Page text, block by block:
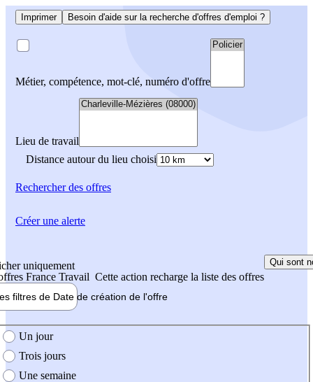
Imprimer Besoin d'aide sur la recherche d'offres d'emploi ?
Métier, compétence, mot-clé, numéro d'offre
Lieu de travail
Distance autour du lieu choisi
Rechercherdes offres
uniquement
France Travail Cette action recharge la liste des offres
Qui sont
filtres de Date de création de l'offre
création de l'offre
Un jour
Trois jours
Une semaine
Créer une alerte